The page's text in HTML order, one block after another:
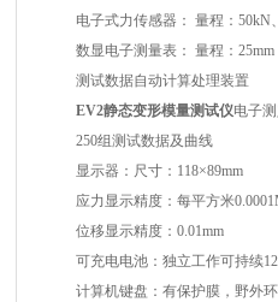
电子式力传感器： 量程：50kN
数显电子测量表： 量程：
测试数据自动计算处理装置
EV2静态变形模量测试仪电子
250组测试数据及曲线
显示器：尺寸：118×89mm
应力显示精度：每平方米
位移显示精度：0.01mm
可充电电池：独立工作可持续
计算机键盘：有保护膜，野外